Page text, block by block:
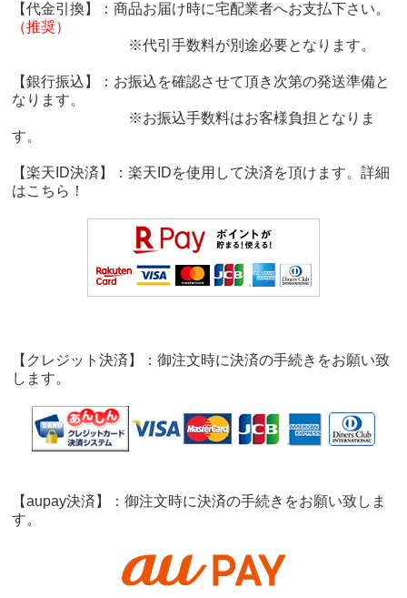
【代金引換】：商品お届け時に宅配業者へお支払下さい。
（推奨）
※代引手数料が別途必要となります。
【銀行振込】：お振込を確認させて頂き次第の発送準備と
なります。
※お振込手数料はお客様負担となりま
す。
【楽天ID決済】：楽天IDを使用して決済を頂けます。詳細
はこちら！
【クレジット決済】：御注文時に決済の手続きをお願い致
します。
【aupay決済】：御注文時に決済の手続きをお願い致しま
す。